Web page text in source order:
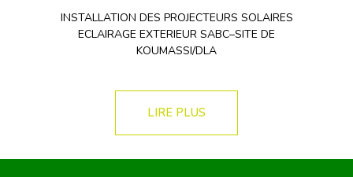
INSTALLATION DES PROJECTEURS SOLAIRES
ECLAIRAGE EXTERIEUR SABC–SITE DE
KOUMASSI/DLA
LIRE PLUS